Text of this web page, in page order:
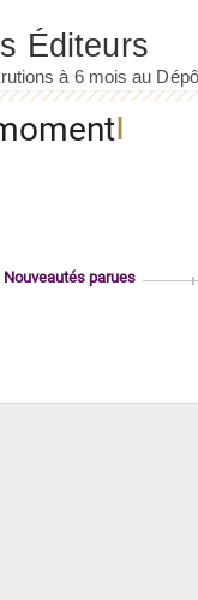
Nouveautés parues